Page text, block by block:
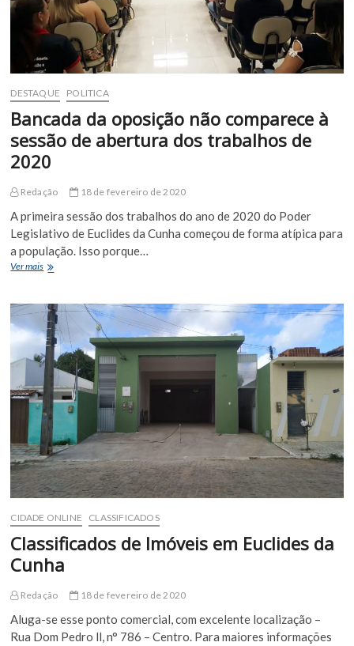
DESTAQUE POLITICA
Bancada da oposição não comparece à
sessão de abertura dos trabalhos de
2020
Redação 18 de fevereiro de 2020
A primeira sessão dos trabalhos do ano de 2020 do Poder
Legislativo de Euclides da Cunha começou de forma atípica para
a população. Isso porque…
Ver maisBancada
não
comparece
à
sessão
de
abertura
dos
trabalhos
de
2020
CIDADE ONLINE CLASSIFICADOS
Classificados de Imóveis em Euclides da
Cunha
Redação 18 de fevereiro de 2020
Aluga-se esse ponto comercial, com excelente localização –
Rua Dom Pedro ll, n° 786 – Centro. Para maiores informações